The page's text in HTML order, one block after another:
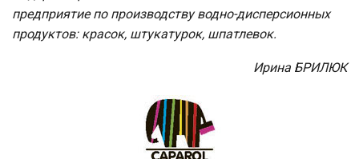
предприятие по производству водно-дисперсионных
продуктов: красок, штукатурок, шпатлевок.
Ирина БРИЛЮК